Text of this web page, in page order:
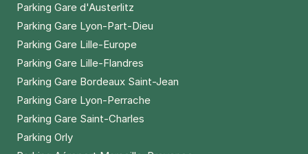
Paris - Mairie du 12e - Jardin de
Reuilly
183 rue de Charenton
75012Paris
Réserver
Parking Gare d'Austerlitz
Parking Gare Lyon-Part-Dieu
Parking Gare Lille-Europe
Parking Gare Lille-Flandres
Parking Gare Bordeaux Saint-Jean
Parking Gare Lyon-Perrache
Parking Gare Saint-Charles
Parking Orly